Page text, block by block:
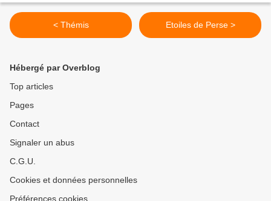
< Thémis Etoiles de Perse >
Hébergé par Overblog
Top articles
Pages
Contact
Signaler un abus
C.G.U.
Cookies et données personnelles
Préférences cookies